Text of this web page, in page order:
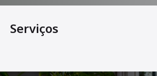
Serviços